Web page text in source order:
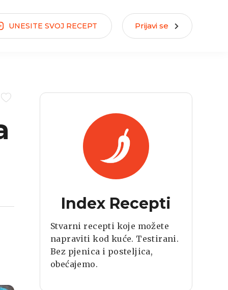
UNESITE SVOJ RECEPT Prijavi se
Index Recepti
Stvarni recepti koje možete
napraviti kod kuće. Testirani.
Bez pjenica i posteljica,
obećajemo.